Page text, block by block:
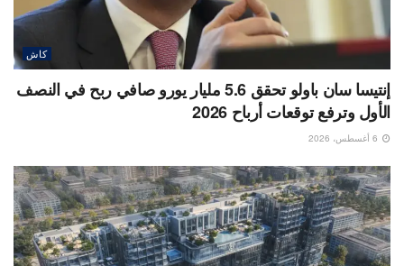
كاش
إنتيسا سان باولو تحقق 5.6 مليار يورو صافي ربح في النصف
الأول وترفع توقعات أرباح 2026